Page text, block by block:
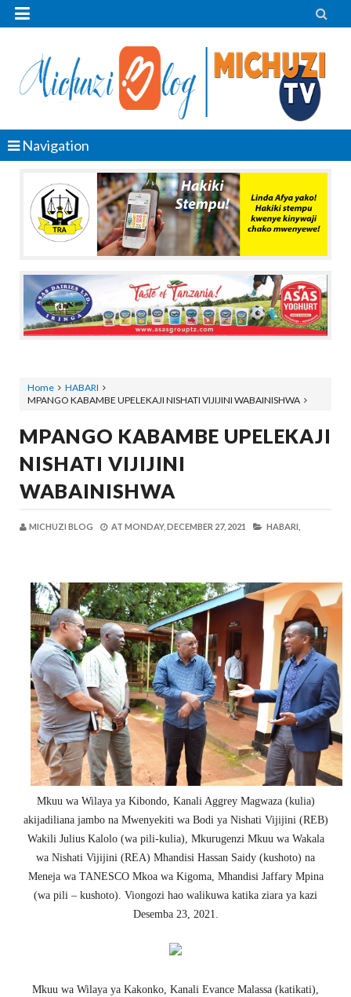
 
Navigation
Home
HABARI
MPANGO KABAMBE UPELEKAJI NISHATI VIJIJINI WABAINISHWA
MPANGO KABAMBE UPELEKAJI
NISHATI VIJIJINI
WABAINISHWA
MICHUZI BLOG AT MONDAY, DECEMBER 27, 2021 HABARI,
Mkuu wa Wilaya ya Kibondo, Kanali Aggrey Magwaza (kulia)
akijadiliana jambo na Mwenyekiti wa Bodi ya Nishati Vijijini (REB)
Wakili Julius Kalolo (wa pili-kulia), Mkurugenzi Mkuu wa Wakala
wa Nishati Vijijini (REA) Mhandisi Hassan Saidy (kushoto) na
Meneja wa TANESCO Mkoa wa Kigoma, Mhandisi Jaffary Mpina
(wa pili – kushoto). Viongozi hao walikuwa katika ziara ya kazi
Desemba 23, 2021.
Mkuu wa Wilaya ya Kakonko, Kanali Evance Malassa (katikati),